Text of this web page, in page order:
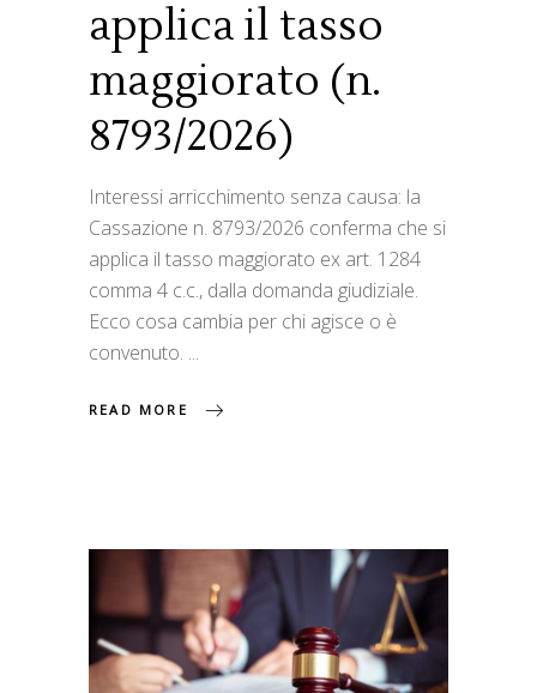
applica il tasso
maggiorato (n.
8793/2026)
Interessi arricchimento senza causa: la
Cassazione n. 8793/2026 conferma che si
applica il tasso maggiorato ex art. 1284
comma 4 c.c., dalla domanda giudiziale.
Ecco cosa cambia per chi agisce o è
convenuto.
READ MORE